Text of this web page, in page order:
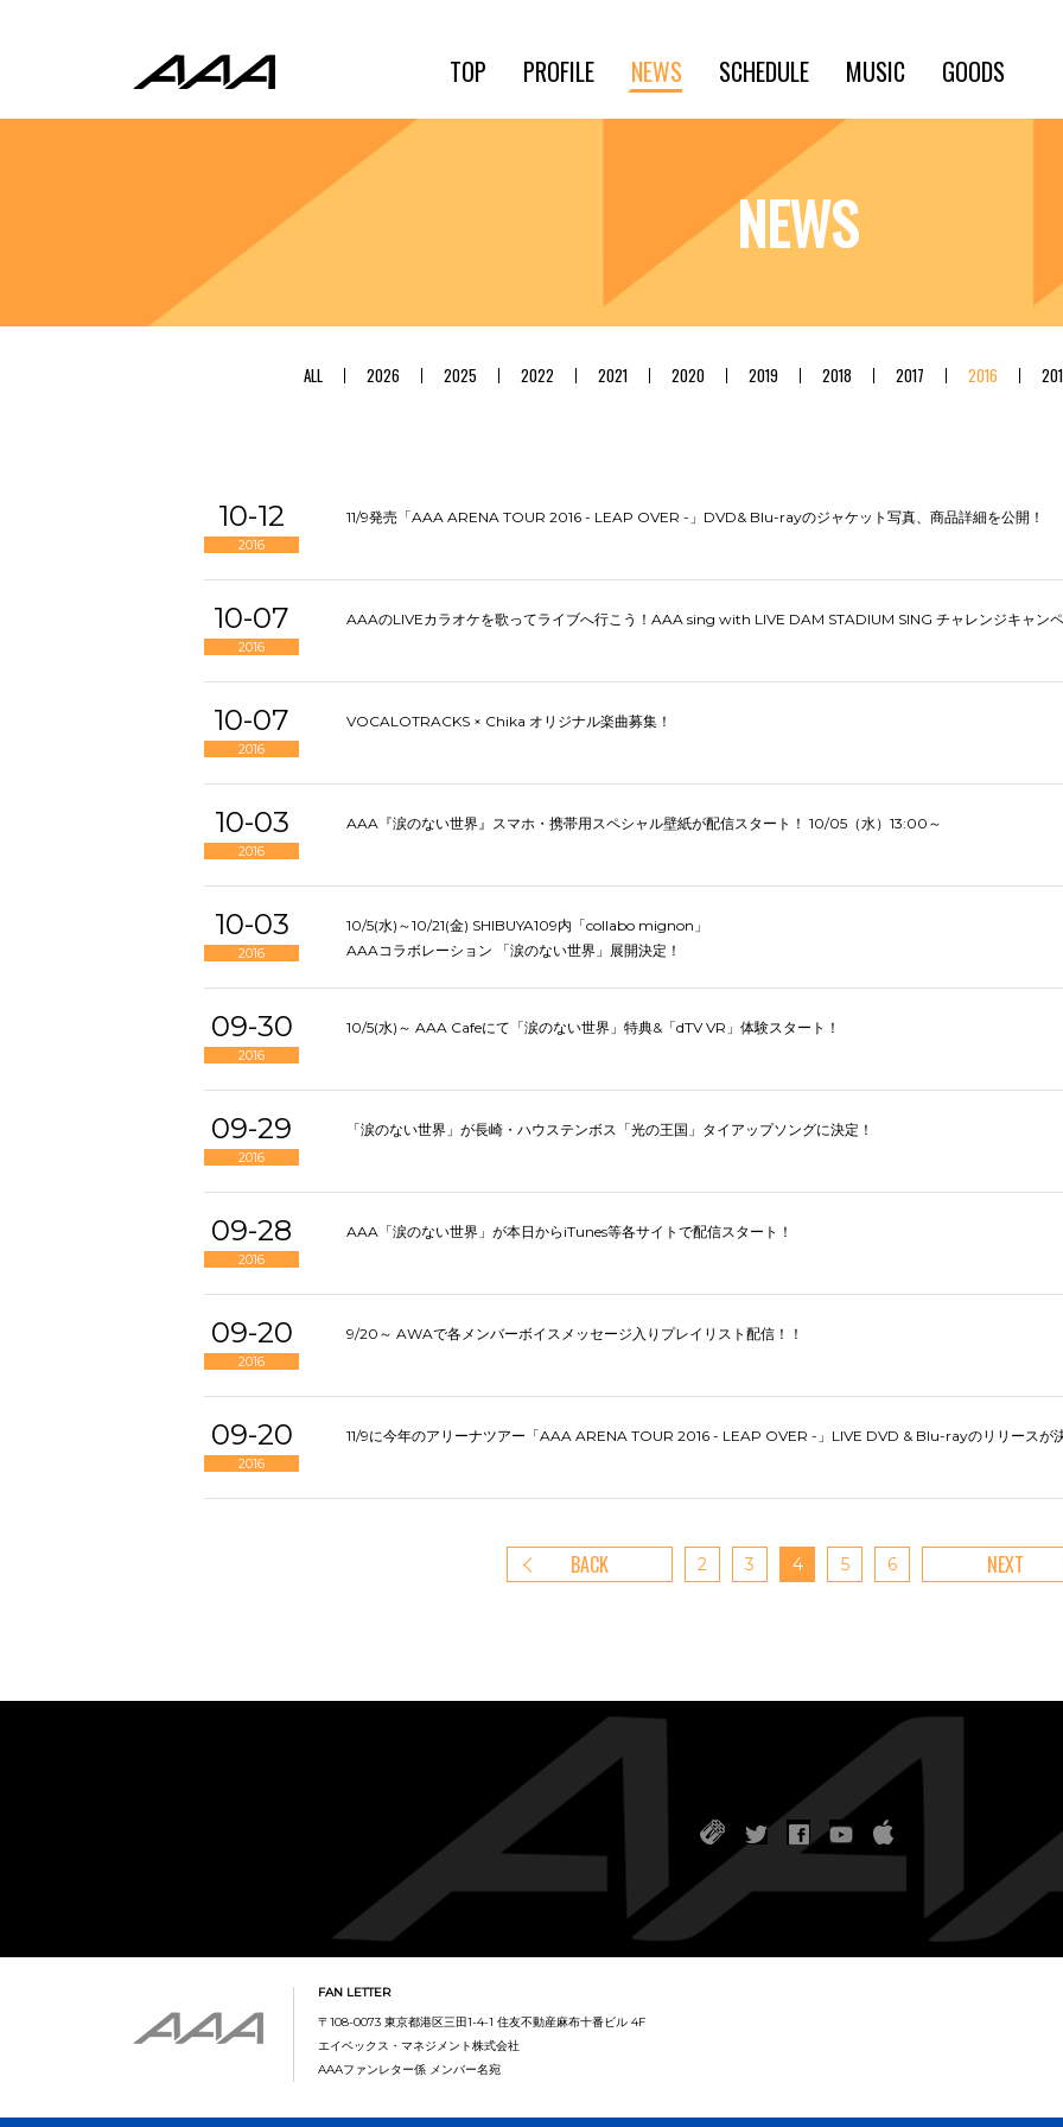
TOP PROFILE NEWS SCHEDULE MUSIC GOODS
NEWS
ALL 2026 2025 2022 2021 2020 2019 2018 2017 2016
10-12
2016
11/9発売「AAA ARENA TOUR 2016 - LEAP OVER -」DVD& Blu-rayのジャケット写真、商品詳細を公開！
10-07
2016
AAAのLIVEカラオケを歌ってライブへ行こう！AAA sing with LIVE DAM STADIUM SING チャレンジキャンペ
10-07
2016
VOCALOTRACKS × Chika オリジナル楽曲募集！
10-03
2016
AAA『涙のない世界』スマホ・携帯用スペシャル壁紙が配信スタート！ 10/05（水）13:00～
10-03
2016
10/5(水)～10/21(金) SHIBUYA109内「collabo mignon」
AAAコラボレーション 「涙のない世界」展開決定！
09-30
2016
10/5(水)～ AAA Cafeにて「涙のない世界」特典&「dTV VR」体験スタート！
09-29
2016
「涙のない世界」が長崎・ハウステンボス「光の王国」タイアップソングに決定！
09-28
2016
AAA「涙のない世界」が本日からiTunes等各サイトで配信スタート！
09-20
2016
9/20～ AWAで各メンバーボイスメッセージ入りプレイリスト配信！！
09-20
2016
11/9に今年のアリーナツアー「AAA ARENA TOUR 2016 - LEAP OVER -」LIVE DVD & Blu-rayのリリースが
BACK 2 3 4 5 6 NEXT
FAN LETTER
〒108-0073 東京都港区三田1-4-1 住友不動産麻布十番ビル 4F
エイベックス・マネジメント株式会社
AAAファンレター係 メンバー名宛